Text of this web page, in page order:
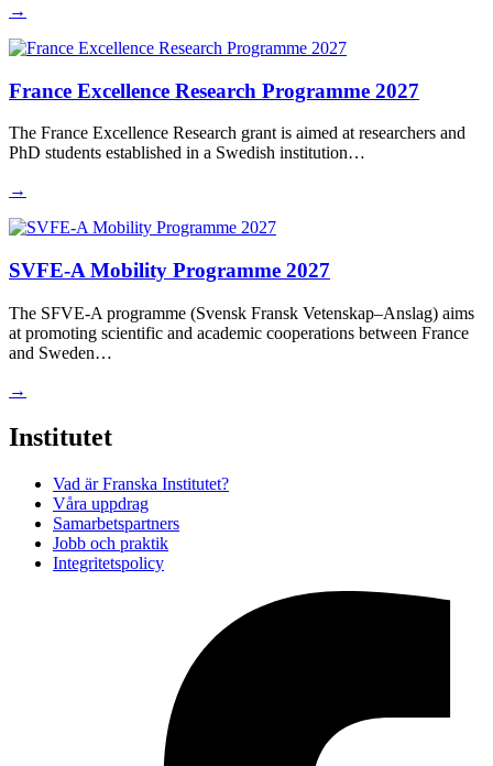
→
France Excellence Research Programme 2027
The France Excellence Research grant is aimed at researchers and
PhD students established in a Swedish institution…
→
SVFE-A Mobility Programme 2027
The SFVE-A programme (Svensk Fransk Vetenskap–Anslag) aims
at promoting scientific and academic cooperations between France
and Sweden…
→
Institutet
Vad är Franska Institutet?
Våra uppdrag
Samarbetspartners
Jobb och praktik
Integritetspolicy